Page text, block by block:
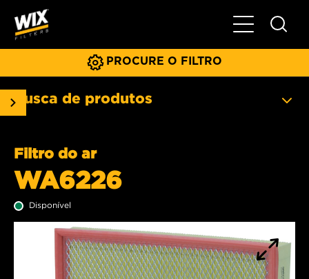
Menu
PROCURE O FILTRO
Busca de produtos
Filtro do ar
WA6226
Disponível